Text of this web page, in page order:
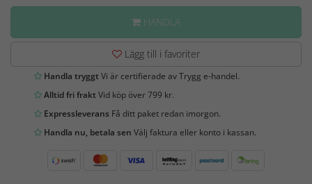
HANDLA
Lägg till i favoriter
Handla tryggtVi är certifierade av Trygg e-handel.
Alltid fri fraktVid köp över 799 kr.
Expressleverans Få ditt paket redan imorgon.
Handla nu, betala sen Välj faktura eller konto i kassan.